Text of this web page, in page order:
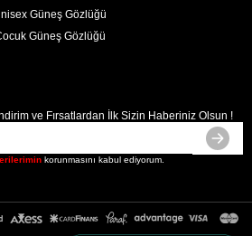
Güneş Gözlüğü
Güneş Gözlüğü
ve Fırsatlardan İlk Sizin Haberiniz Olsun !
korunmasını kabul ediyorum.